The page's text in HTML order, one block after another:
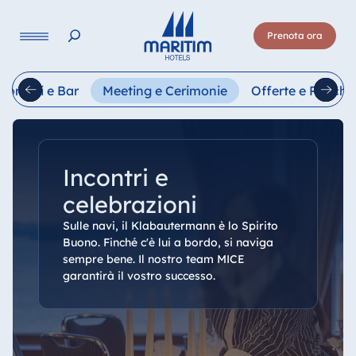
Prenota ora
English Français
e Bar Meeting e Cerimonie Offerte e
Incontri e
celebrazioni
Sulle navi, il Klabautermann è lo Spirito
Buono. Finché c'è lui a bordo, si naviga
sempre bene. Il nostro team MICE
garantirà il vostro successo.